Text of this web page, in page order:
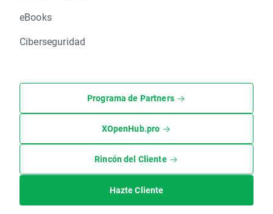
eBooks
Ciberseguridad
Programa de Partners
XOpenHub.pro
Rincón del Cliente
Hazte Cliente